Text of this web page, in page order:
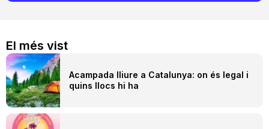
El més vist
Acampada lliure a Catalunya: on és legal i
quins llocs hi ha